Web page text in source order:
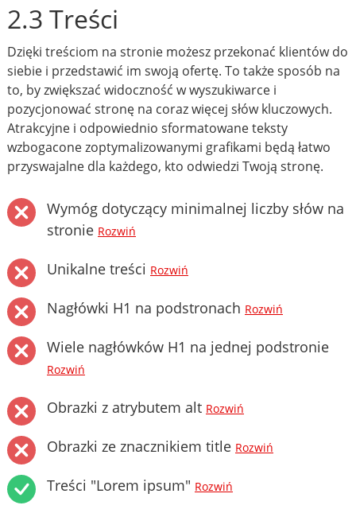
2.3 Treści
Dzięki treściom na stronie możesz przekonać klientów do
siebie i przedstawić im swoją ofertę. To także sposób na
to, by zwiększać widoczność w wyszukiwarce i
pozycjonować stronę na coraz więcej słów kluczowych.
Atrakcyjne i odpowiednio sformatowane teksty
wzbogacone zoptymalizowanymi grafikami będą łatwo
przyswajalne dla każdego, kto odwiedzi Twoją stronę.
Wymóg dotyczący minimalnej liczby słów na
stronie Rozwiń
Unikalne treści Rozwiń
Nagłówki H1 na podstronach Rozwiń
Wiele nagłówków H1 na jednej podstronie
Rozwiń
Obrazki z atrybutem alt Rozwiń
Obrazki ze znacznikiem title Rozwiń
Treści "Lorem ipsum" Rozwiń